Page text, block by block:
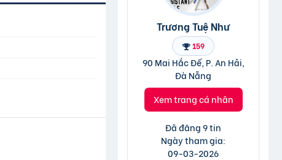
Trương Tuệ Như
159
90 Mai Hắc Đế, P. An Hải,
Đà Nẵng
Xem trang cá nhân
Đã đăng 9 tin
Ngày tham gia:
09-03-2026